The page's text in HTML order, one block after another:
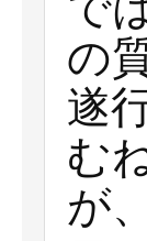
の
遂
む
が